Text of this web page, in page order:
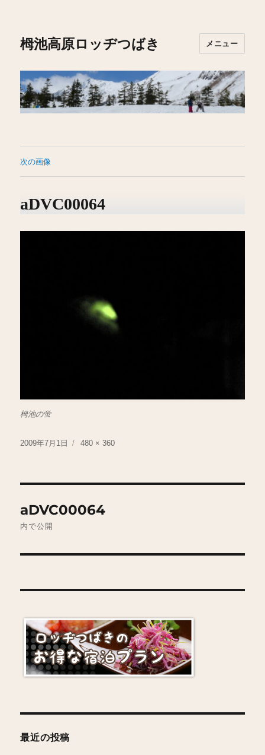
栂池高原ロッヂつばき メニュー
次の画像
aDVC00064
栂池の蛍
投
2009年7月1日
フ
480 × 360
稿
ゲ
ー
シ
ョ
aDVC00064
内で公開
最近の投稿